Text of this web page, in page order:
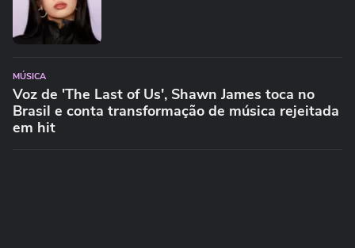
MÚSICA
Voz de 'The Last of Us', Shawn James toca no
Brasil e conta transformação de música rejeitada
em hit